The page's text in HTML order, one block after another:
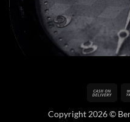
Copyright 2026 ©